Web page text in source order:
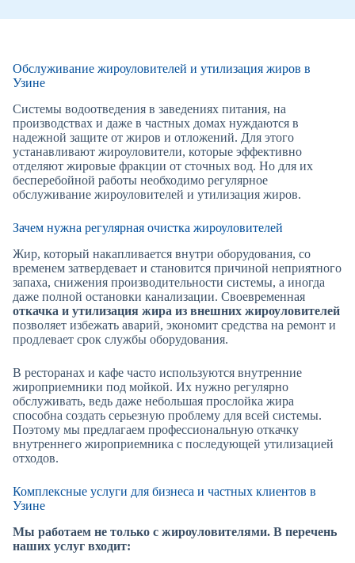
Обслуживание жироуловителей и утилизация жиров в
Узине
Системы водоотведения в заведениях питания, на
производствах и даже в частных домах нуждаются в
надежной защите от жиров и отложений. Для этого
устанавливают жироуловители, которые эффективно
отделяют жировые фракции от сточных вод. Но для их
бесперебойной работы необходимо регулярное
обслуживание жироуловителей и утилизация жиров.
Зачем нужна регулярная очистка жироуловителей
Жир, который накапливается внутри оборудования, со
временем затвердевает и становится причиной неприятного
запаха, снижения производительности системы, а иногда
даже полной остановки канализации. Своевременная
откачка и утилизация жира из внешних жироуловителей
позволяет избежать аварий, экономит средства на ремонт и
продлевает срок службы оборудования.
В ресторанах и кафе часто используются внутренние
жироприемники под мойкой. Их нужно регулярно
обслуживать, ведь даже небольшая прослойка жира
способна создать серьезную проблему для всей системы.
Поэтому мы предлагаем профессиональную откачку
внутреннего жироприемника с последующей утилизацией
отходов.
Комплексные услуги для бизнеса и частных клиентов в
Узине
Мы работаем не только с жироуловителями. В перечень
наших услуг входит: